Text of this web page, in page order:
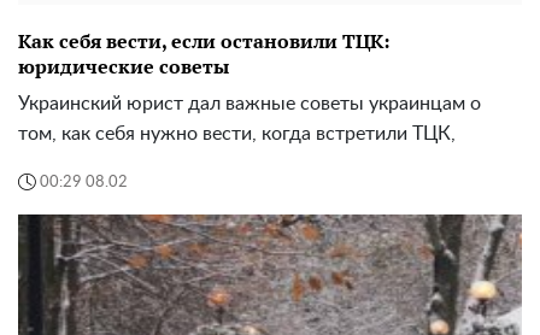
Как себя вести, если остановили ТЦК:
юридические советы
Украинский юрист дал важные советы украинцам о
том, как себя нужно вести, когда встретили ТЦК,
00:29 08.02